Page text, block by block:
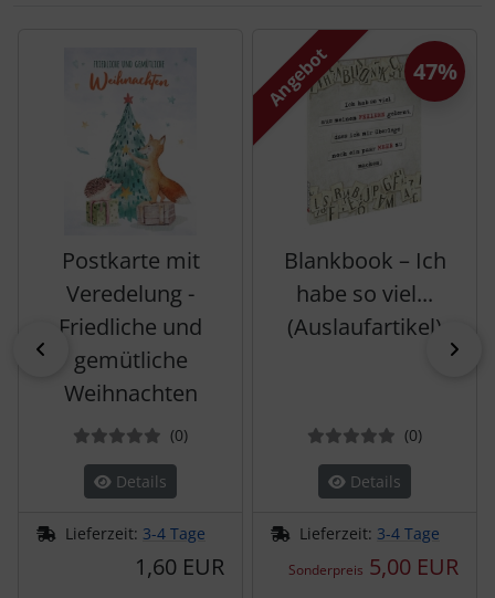
Es folgt ein Produktslider - navigieren Sie mit der Tab-
Postkarte mit
Veredelung -
Friedliche und
gemütliche
Weihnachten
(0Bewertungen
)
Details
Lieferzeit: 3-4 Tage
1,60 EUR
Angebot
Blankbook – Ich
habe so viel...
(Auslaufartikel)
(0)
Details
Lieferzeit: 3-4 Tage
Sonderpreis 5,00 EUR
47%